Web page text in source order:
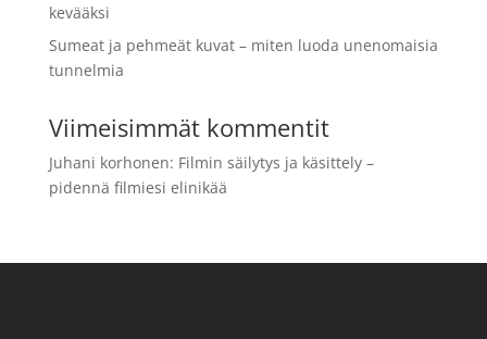
kevääksi
Sumeat ja pehmeät kuvat – miten luoda unenomaisia
tunnelmia
Viimeisimmät kommentit
Juhani korhonen: Filmin säilytys ja käsittely –
pidennä filmiesi elinikää